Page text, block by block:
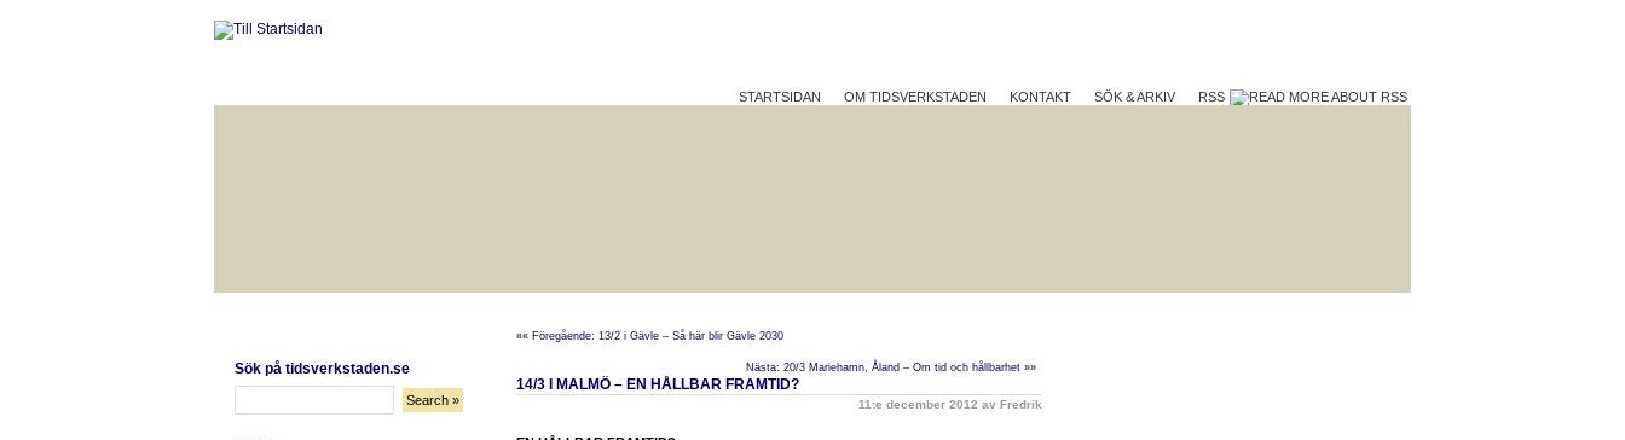
STARTSIDAN OM TIDSVERKSTADEN KONTAKT SÖK & ARKIV RSS
Sök på tidsverkstaden.se
«« Föregående: 13/2 i Gävle – Så här blir Gävle 2030
Nästa: 20/3 Mariehamn, Åland – Om tid och hållbarhet »»
14/3 I MALMÖ – EN HÅLLBAR FRAMTID?
11:e december 2012 av Fredrik